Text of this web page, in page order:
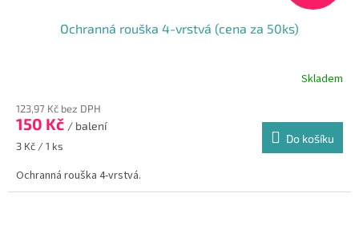
Ochranná rouška 4-vrstvá (cena za 50ks)
produktu
je
5,0
5
Skladem
123,97 Kč bez DPH
150 Kč / balení
Měrná
3 Kč / 1 ks
Do košíku
Ochranná rouška 4-vrstvá.